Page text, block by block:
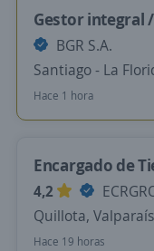
Gestor integral
BGR S.A.
Santiago - La
Hace 1 hora
Encargado de
4,2
Quillota,
Hace 19 horas